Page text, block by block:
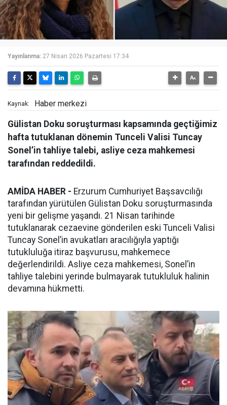
Yayınlanma: 27 Nisan 2026 Pazartesi 17:34
Kaynak: Haber merkezi
Gülistan Doku soruşturması kapsamında geçtiğimiz
hafta tutuklanan dönemin Tunceli Valisi Tuncay
Sonel’in tahliye talebi, asliye ceza mahkemesi
tarafından reddedildi.
AMİDA HABER - Erzurum Cumhuriyet Başsavcılığı
tarafından yürütülen Gülistan Doku soruşturmasında
yeni bir gelişme yaşandı. 21 Nisan tarihinde
tutuklanarak cezaevine gönderilen eski Tunceli Valisi
Tuncay Sonel’in avukatları aracılığıyla yaptığı
tutukluluğa itiraz başvurusu, mahkemece
değerlendirildi. Asliye ceza mahkemesi, Sonel’in
tahliye talebini yerinde bulmayarak tutukluluk halinin
devamına hükmetti.